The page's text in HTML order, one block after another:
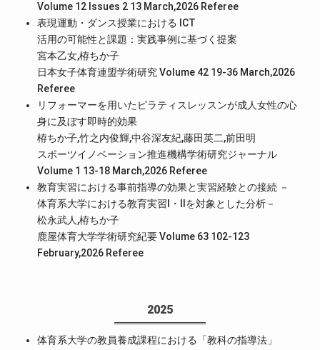
Volume 12 Issues 2 13 March,2026 Referee
表現運動・ダンス授業における ICT
活用の可能性と課題：実践事例に基づく提案
宮本乙女,栫ちか子
日本女子体育連盟学術研究 Volume 42 19-36 March,2026
Referee
リフォーマーを用いたピラティスレッスンが成人女性の心
身に及ぼす即時的効果
栫ちか子,竹之内俊輝,中谷深友紀,藤田英二,前田明
スポーツイノベーション推進機構学術研究ジャーナル
Volume 1 13-18 March,2026 Referee
教育実習における事前指導の効果と実習経験との接続 －
体育系大学における教育実習Ⅰ・Ⅱを対象とした分析－
松永武人,栫ちか子
鹿屋体育大学学術研究紀要 Volume 63 102-123
February,2026 Referee
2025
体育系大学の教員養成課程における「教科の指導法」